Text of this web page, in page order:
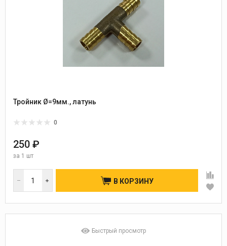
Тройник Ø=9мм., латунь
0
250 ₽
за 1 шт
В КОРЗИНУ
Быстрый просмотр